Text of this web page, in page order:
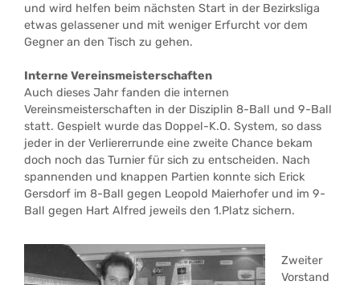
und wird helfen beim nächsten Start in der Bezirksliga
etwas gelassener und mit weniger Erfurcht vor dem
Gegner an den Tisch zu gehen.
Interne Vereinsmeisterschaften
Auch dieses Jahr fanden die internen
Vereinsmeisterschaften in der Disziplin 8-Ball und 9-Ball
statt. Gespielt wurde das Doppel-K.O. System, so dass
jeder in der Verliererrunde eine zweite Chance bekam
doch noch das Turnier für sich zu entscheiden. Nach
spannenden und knappen Partien konnte sich Erick
Gersdorf im 8-Ball gegen Leopold Maierhofer und im 9-
Ball gegen Hart Alfred jeweils den 1.Platz sichern.
Zweiter
Vorstand